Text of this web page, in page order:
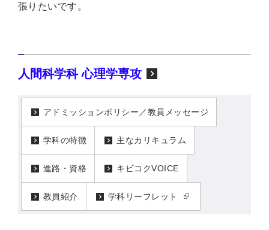
張りたいです。
人間科学科 心理学専攻
アドミッションポリシー／教員メッセージ
学科の特徴 主なカリキュラム
進路・資格 キビコクVOICE
教員紹介 学科リーフレット